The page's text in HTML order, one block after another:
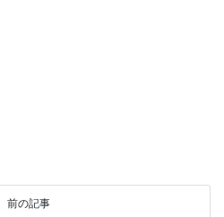
前の記事